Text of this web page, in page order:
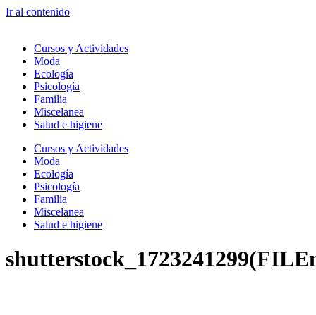
Ir al contenido
Cursos y Actividades
Moda
Ecología
Psicología
Familia
Miscelanea
Salud e higiene
Cursos y Actividades
Moda
Ecología
Psicología
Familia
Miscelanea
Salud e higiene